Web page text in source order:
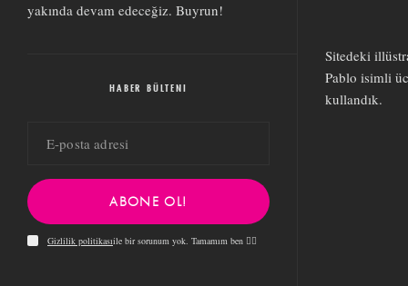
yakında devam edeceğiz. Buyrun!
HABER BÜLTENI
ABONE OL!
Gizlilik politikasıile bir sorunum yok. Tamamım ben 👍🏻
Sitedeki
Pablo isimli
kullandık.